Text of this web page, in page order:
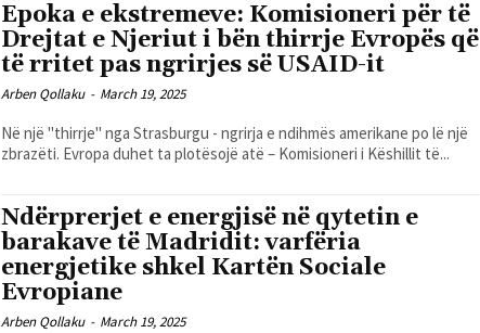
Epoka e ekstremeve: Komisioneri për të
Drejtat e Njeriut i bën thirrje Evropës që
të rritet pas ngrirjes së USAID-it
Arben Qollaku - March 19, 2025
Në një "thirrje" nga Strasburgu - ngrirja e ndihmës amerikane po lë një
zbrazëti. Evropa duhet ta plotësojë atë – Komisioneri i Këshillit të...
Ndërprerjet e energjisë në qytetin e
barakave të Madridit: varfëria
energjetike shkel Kartën Sociale
Evropiane
Arben Qollaku - March 19, 2025